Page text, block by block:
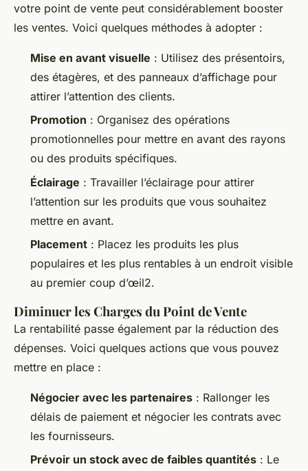
votre point de vente peut considérablement booster
les ventes. Voici quelques méthodes à adopter :
Mise en avant visuelle : Utilisez des présentoirs,
des étagères, et des panneaux d’affichage pour
attirer l’attention des clients.
Promotion : Organisez des opérations
promotionnelles pour mettre en avant des rayons
ou des produits spécifiques.
Éclairage : Travailler l’éclairage pour attirer
l’attention sur les produits que vous souhaitez
mettre en avant.
Placement : Placez les produits les plus
populaires et les plus rentables à un endroit visible
au premier coup d’œil2.
Diminuer les Charges du Point de Vente
La rentabilité passe également par la réduction des
dépenses. Voici quelques actions que vous pouvez
mettre en place :
Négocier avec les partenaires : Rallonger les
délais de paiement et négocier les contrats avec
les fournisseurs.
Prévoir un stock avec de faibles quantités : Le